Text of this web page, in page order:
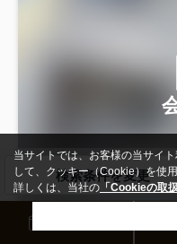
検索条件を変更
当サイトでは、お客様の当サイ
して、クッキー（Cookie）を使
詳しくは、当社の 「Cookieの取